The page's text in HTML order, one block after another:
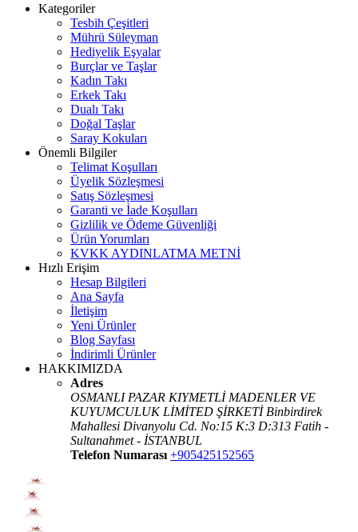
Kategoriler
Tesbih Çeşitleri
Mührü Süleyman
Hediyelik Eşyalar
Burçlar ve Taşlar
Kadın Takı
Erkek Takı
Dualı Takı
Doğal Taşlar
Saray Kokuları
Önemli Bilgiler
Telimat Koşulları
Üyelik Sözleşmesi
Satış Sözleşmesi
Garanti ve İade Koşulları
Gizlilik ve Ödeme Güvenliği
Ürün Yorumları
KVKK AYDINLATMA METNİ
Hızlı Erişim
Hesap Bilgileri
Ana Sayfa
İletişim
Yeni Ürünler
Blog Sayfası
İndirimli Ürünler
HAKKIMIZDA
Adres
OSMANLI PAZAR KIYMETLİ MADENLER VE
KUYUMCULUK LİMİTED ŞİRKETİ Binbirdirek
Mahallesi Divanyolu Cd. No:15 K:3 D:313 Fatih -
Sultanahmet - İSTANBUL
Telefon Numarası +905425152565